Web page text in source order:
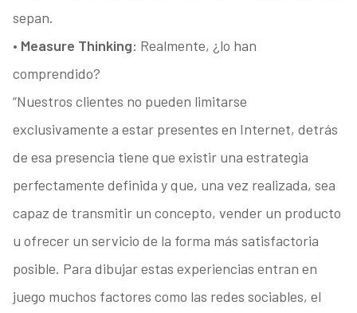
sepan.
• Measure Thinking: Realmente, ¿lo han
comprendido?
“Nuestros clientes no pueden limitarse
exclusivamente a estar presentes en Internet, detrás
de esa presencia tiene que existir una estrategia
perfectamente definida y que, una vez realizada, sea
capaz de transmitir un concepto, vender un producto
u ofrecer un servicio de la forma más satisfactoria
posible. Para dibujar estas experiencias entran en
juego muchos factores como las redes sociables, el